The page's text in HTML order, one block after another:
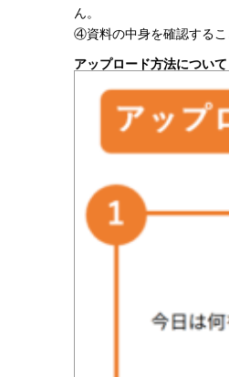
ん。
④資料の中身を確認するこ
アップロード方法について